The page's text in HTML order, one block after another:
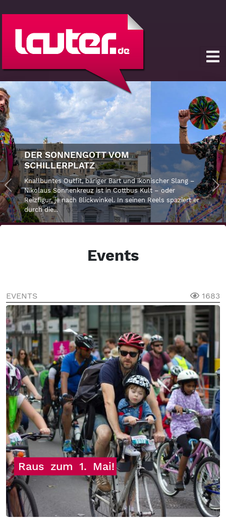
DER SONNENGOTT VOM
SCHILLERPLATZ
Knallbuntes Outfit, bäriger Bart und ikonischer Slang –
Nikolaus Sonnenkreuz ist in Cottbus Kult – oder
Reizfigur, je nach Blickwinkel. In seinen Reels spaziert er
durch die...
Previous
Events
EVENTS 1683
Raus zum 1. Mai!